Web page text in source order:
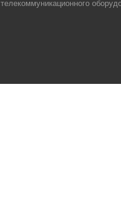
телекоммуникационного